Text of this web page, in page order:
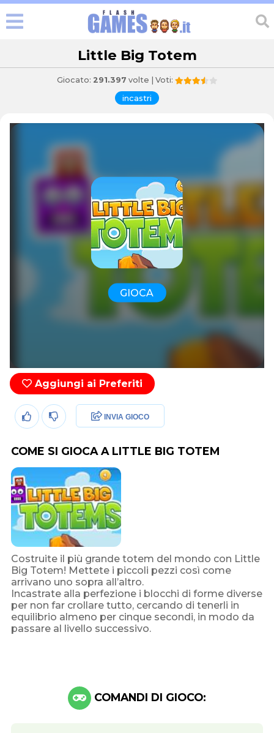
Little Big Totem
Giocato: 291.397 volte | Voti:
incastri
GIOCA
Aggiungi ai Preferiti
INVIA GIOCO
COME SI GIOCA A LITTLE BIG TOTEM
Costruite il più grande totem del mondo con Little
Big Totem! Mettete i piccoli pezzi così come
arrivano uno sopra all’altro.
Incastrate alla perfezione i blocchi di forme diverse
per non far crollare tutto, cercando di tenerli in
equilibrio almeno per cinque secondi, in modo da
passare al livello successivo.
COMANDI DI GIOCO: